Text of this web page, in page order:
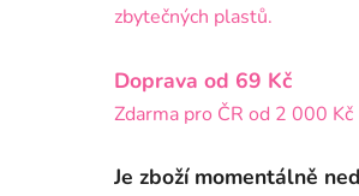
zbytečných plastů.
Doprava od 69 Kč
Zdarma pro ČR od 2 000 Kč
Je zboží momentálně